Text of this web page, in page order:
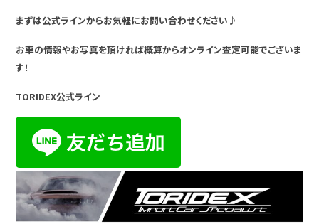
まずは公式ラインからお気軽にお問い合わせください♪
お車の情報やお写真を頂ければ概算からオンライン査定可能でございま
す！
TORIDEX公式ライン